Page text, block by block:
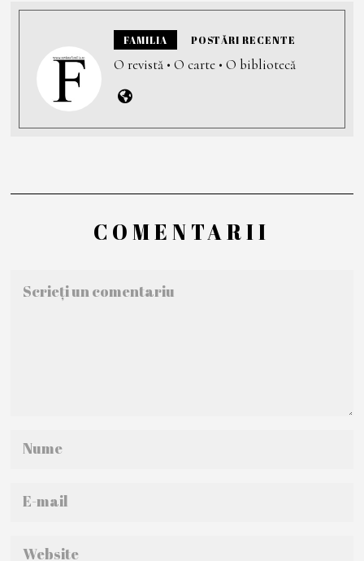
FAMILIA POSTĂRI RECENTE
O revistă • O carte • O bibliotecă
COMENTARII